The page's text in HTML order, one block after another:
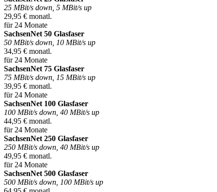
25 MBit/s down, 5 MBit/s up
29,95 € monatl.
für 24 Monate
SachsenNet 50 Glasfaser
50 MBit/s down, 10 MBit/s up
34,95 € monatl.
für 24 Monate
SachsenNet 75 Glasfaser
75 MBit/s down, 15 MBit/s up
39,95 € monatl.
für 24 Monate
SachsenNet 100 Glasfaser
100 MBit/s down, 40 MBit/s up
44,95 € monatl.
für 24 Monate
SachsenNet 250 Glasfaser
250 MBit/s down, 40 MBit/s up
49,95 € monatl.
für 24 Monate
SachsenNet 500 Glasfaser
500 MBit/s down, 100 MBit/s up